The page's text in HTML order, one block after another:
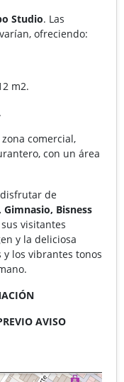
Studio. Las
ofreciendo:
m2.
comercial,
con un área
de
Gimnasio, Bisness
visitantes
y la deliciosa
y los vibrantes tonos
AVISO